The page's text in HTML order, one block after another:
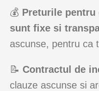
💰 Preturile pentru
sunt fixe si
ascunse, pentru ca
📝 Contractul de
clauze ascunse si